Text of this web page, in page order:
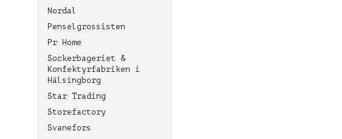
Nordal
Penselgrossisten
Pr Home
Sockerbageriet &
Konfektyrfabriken i
Hälsingborg
Star Trading
Storefactory
Svanefors